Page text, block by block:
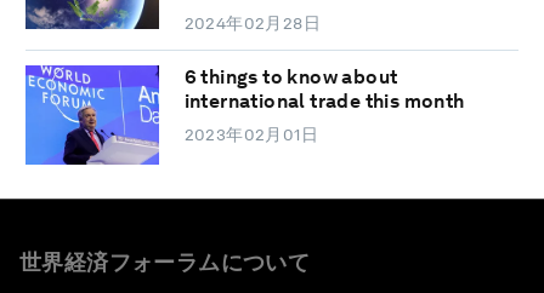
2024年02月28日
6 things to know about
international trade this month
2023年02月01日
世界経済フォーラムについて